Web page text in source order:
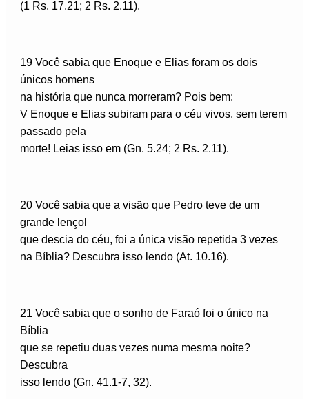
(1 Rs. 17.21; 2 Rs. 2.11).
19 Você sabia que Enoque e Elias foram os dois
únicos homens
na história que nunca morreram? Pois bem:
V Enoque e Elias subiram para o céu vivos, sem terem
passado pela
morte! Leias isso em (Gn. 5.24; 2 Rs. 2.11).
20 Você sabia que a visão que Pedro teve de um
grande lençol
que descia do céu, foi a única visão repetida 3 vezes
na Bíblia? Descubra isso lendo (At. 10.16).
21 Você sabia que o sonho de Faraó foi o único na
Bíblia
que se repetiu duas vezes numa mesma noite?
Descubra
isso lendo (Gn. 41.1-7, 32).